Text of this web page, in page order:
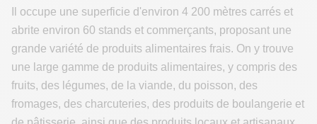
Il occupe une superficie d'environ 4 200 mètres carrés et
abrite environ 60 stands et commerçants, proposant une
grande variété de produits alimentaires frais. On y trouve
une large gamme de produits alimentaires, y compris des
fruits, des légumes, de la viande, du poisson, des
fromages, des charcuteries, des produits de boulangerie et